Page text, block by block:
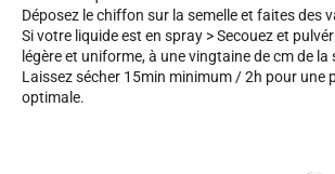
Déposez le chiffon sur la semelle et faites des
Si votre liquide est en spray > Secouez et
légère et uniforme, à une vingtaine de cm de la
Laissez sécher 15min minimum / 2h pour une
optimale.